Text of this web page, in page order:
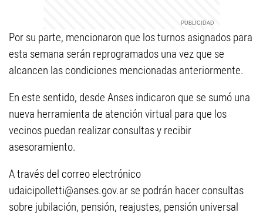
Por su parte, mencionaron que los turnos asignados para
esta semana serán reprogramados una vez que se
alcancen las condiciones mencionadas anteriormente.
En este sentido, desde Anses indicaron que se sumó una
nueva herramienta de atención virtual para que los
vecinos puedan realizar consultas y recibir
asesoramiento.
A través del correo electrónico
udaicipolletti@anses.gov.ar se podrán hacer consultas
sobre jubilación, pensión, reajustes, pensión universal